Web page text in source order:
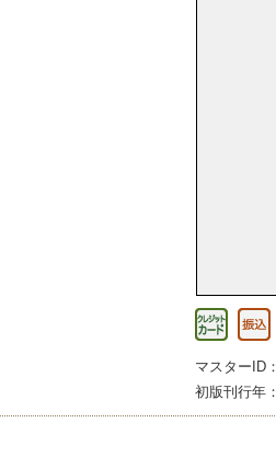
マスターID
初版刊行年